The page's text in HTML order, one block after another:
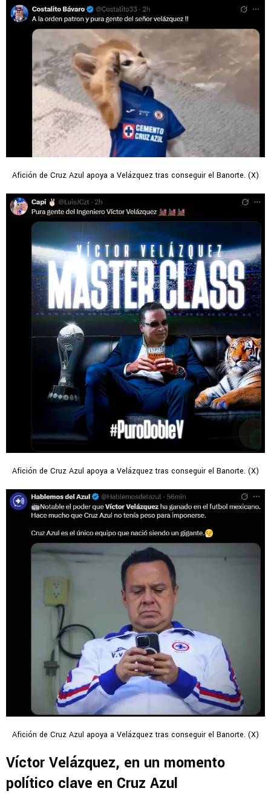
Afición de Cruz Azul apoya a Velázquez tras conseguir el Banorte. (X)
Afición de Cruz Azul apoya a Velázquez tras conseguir el Banorte. (X)
Afición de Cruz Azul apoya a Velázquez tras conseguir el Banorte. (X)
Víctor Velázquez, en un momento
político clave en Cruz Azul